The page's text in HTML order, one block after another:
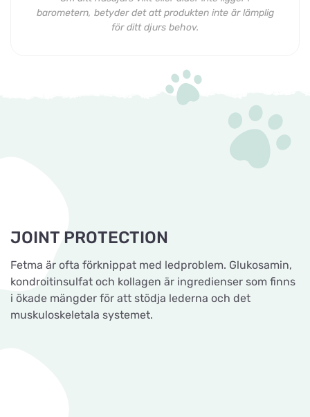
barometern, betyder det att produkten inte är lämplig
för ditt djurs behov.
JOINT PROTECTION
Fetma är ofta förknippat med ledproblem. Glukosamin,
kondroitinsulfat och kollagen är ingredienser som finns
i ökade mängder för att stödja lederna och det
muskuloskeletala systemet.